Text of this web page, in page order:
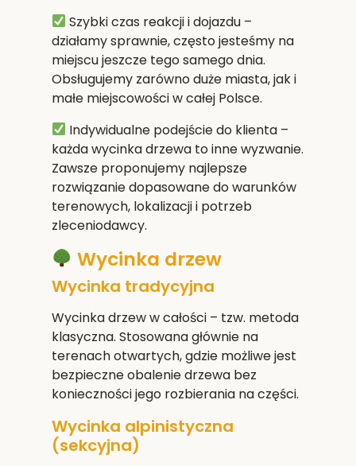
Szybki czas reakcji i dojazdu–
działamy sprawnie, często jesteśmy na
miejscu jeszcze tego samego dnia.
Obsługujemy zarówno duże miasta, jak i
małe miejscowości w całej Polsce.
Indywidualne podejście do klienta–
każda wycinka drzewa to inne wyzwanie.
Zawsze proponujemy najlepsze
rozwiązanie dopasowane do warunków
terenowych, lokalizacji i potrzeb
zleceniodawcy.
Wycinka drzew
Wycinka tradycyjna
Wycinka drzew w całości – tzw. metoda
klasyczna. Stosowana głównie na
terenach otwartych, gdzie możliwe jest
bezpieczne obalenie drzewa bez
konieczności jego rozbierania na części.
Wycinka alpinistyczna
(sekcyjna)